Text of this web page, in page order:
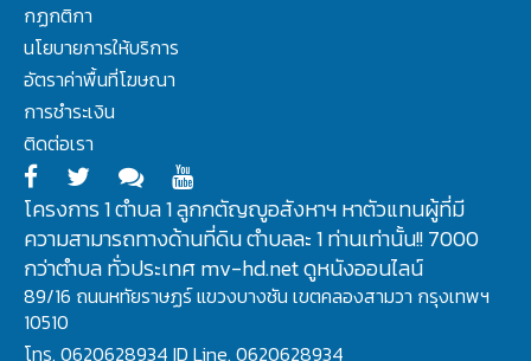
กฏกติกา
นโยบายการให้บริการ
อัตราค่าพื้นที่โฆษณา
การชำระเงิน
ติดต่อเรา
โครงการ 1 ตำบล 1 ลูกกตัญญูอสังหาฯ หาตัวแทนผู้ที่มี
ความสามารถทางด้านที่ดิน ตำบลละ 1 ท่านเท่านั้น!! 7000
กว่าตำบล ทั่วประเทศ mv-hd.net ดูหนังออนไลน์
89/16 ถนนหทัยราษฏร์ แขวงบางชัน เขตคลองสามวา กรุงเทพฯ
10510
โทร. 0620628934 ID Line. 0620628934